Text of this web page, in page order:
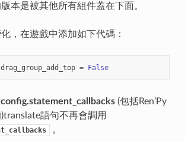
本是被其他所有組件蓋在下面。
，在遊戲中添加如下代碼：
drag_group_add_top = False
(包括Ren’Py
語句不再會調用
。